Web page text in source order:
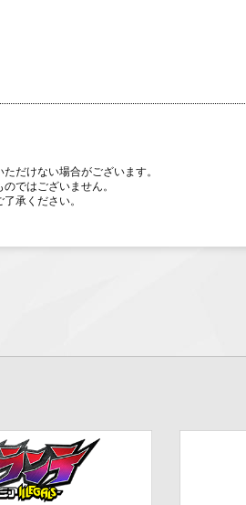
だけない場合がございます。
ではございません。
承ください。